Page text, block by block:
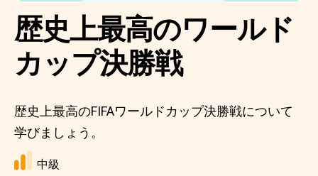
歴史上最高のワールド
カップ決勝戦
歴史上最高のFIFAワールドカップ決勝戦について
学びましょう。
中級